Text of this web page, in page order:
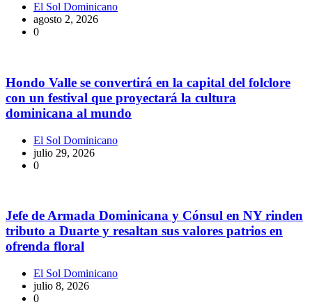
El Sol Dominicano
agosto 2, 2026
0
Hondo Valle se convertirá en la capital del folclore
con un festival que proyectará la cultura
dominicana al mundo
El Sol Dominicano
julio 29, 2026
0
Jefe de Armada Dominicana y Cónsul en NY rinden
tributo a Duarte y resaltan sus valores patrios en
ofrenda floral
El Sol Dominicano
julio 8, 2026
0